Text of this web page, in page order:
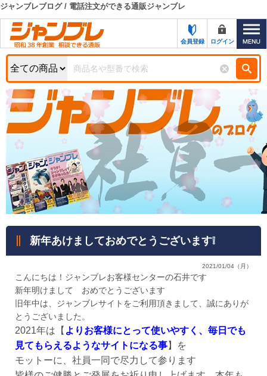
カテゴリー一覧
お知らせ
特集・キャンペーン一覧
初めての方へ
お問い合わせ
サポート＆ヘルプ
FAX注文用紙の印刷
新規登録キャンペーン
メーカーカタログ一覧
カタログ請求（無料）
キーワード検索
検索条件
商品カテゴリから選ぶ
商品ステータスで絞る
キャンペーン
おすすめ
オリジナル
処分品
販売価格(税抜き)で絞る
円まで
ジャンブレブログ / 電話注文ができる通販ジャンブレ
会員登録 ログイン
新年あけましておめでとうございます❕
2021/01/04（月）
こんにちは！ジャンブレお客様センターの石井です
新年明けまして おめでとうございます
旧年中は、ジャンブレサイトをご利用頂きまして、誠にありが
とうございました。
2021年は【 よりお客様にとって使いやすく、毎日でも
見てもらえるようなサイトになる事】を
モットーに、社員一同で尽力して参ります